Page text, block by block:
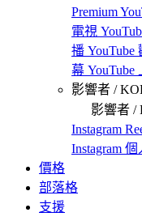
Premium
電視
播 YouTube
幕 YouTube
影響者 /
影響者 /
Instagram
Instagram
價格
部落格
支援